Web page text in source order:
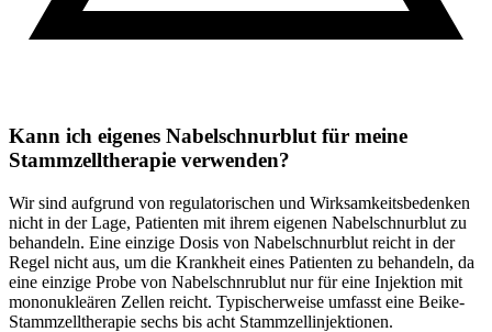
Kann ich eigenes Nabelschnurblut für meine
Stammzelltherapie verwenden?
Wir sind aufgrund von regulatorischen und Wirksamkeitsbedenken
nicht in der Lage, Patienten mit ihrem eigenen Nabelschnurblut zu
behandeln. Eine einzige Dosis von Nabelschnurblut reicht in der
Regel nicht aus, um die Krankheit eines Patienten zu behandeln, da
eine einzige Probe von Nabelschnrublut nur für eine Injektion mit
mononukleären Zellen reicht. Typischerweise umfasst eine Beike-
Stammzelltherapie sechs bis acht Stammzellinjektionen.